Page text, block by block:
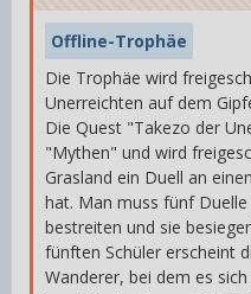
Offline-Trophäe
Die Trophäe wird
Unerreichten auf dem
Die Quest "Takezo der
"Mythen" und wird
Grasland ein Duell an
hat. Man muss fünf
bestreiten und sie
fünften Schüler erscheint
Wanderer, bei dem es